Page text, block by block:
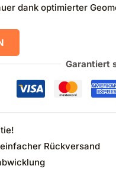
dank optimierter
Garantiert
Rückversand